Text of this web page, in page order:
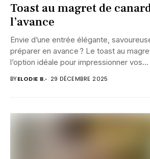
Toast au magret de
l’avance
Envie d’une entrée élégante,
préparer en avance ? Le toast au
l’option idéale pour impressionner vos...
BYELODIE B. 29 DÉCEMBRE 2025